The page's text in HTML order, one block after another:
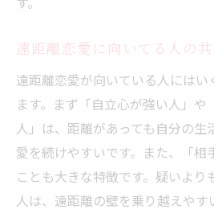
遠距離恋愛に向いてる人の
遠距離恋愛が向いている人にはい
ます。まず「自立心が強い人」や
人」は、距離があっても自分の生
愛を続けやすいです。また、「相
ことも大きな特徴です。疑いより
人は、遠距離の壁を乗り越えやす